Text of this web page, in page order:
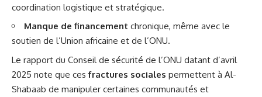
coordination logistique et stratégique.
Manque de financement chronique, même avec le
soutien de l’Union africaine et de l’ONU.
Le rapport du Conseil de sécurité de l’ONU datant d’avril
2025 note que cesfractures sociales permettent à Al-
Shabaab de manipuler certaines communautés et